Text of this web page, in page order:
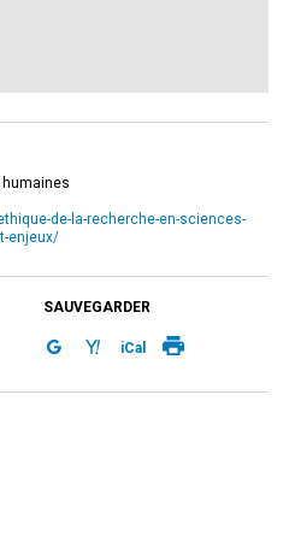
de-la-recherche-en-sciences-
enjeux/
SAUVEGARDER
iCal